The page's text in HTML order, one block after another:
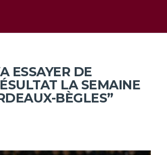
ESSAYER DE
LA SEMAINE
BÈGLES”